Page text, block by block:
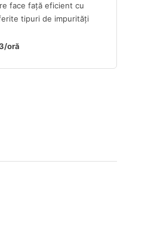
face față eficient cu
tipuri de impurități
oră